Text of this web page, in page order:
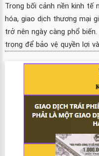
Trong bối cảnh nền kinh tế
hóa, giao dịch thương mại
trở nên ngày càng phổ
trọng để bảo vệ quyền lợi